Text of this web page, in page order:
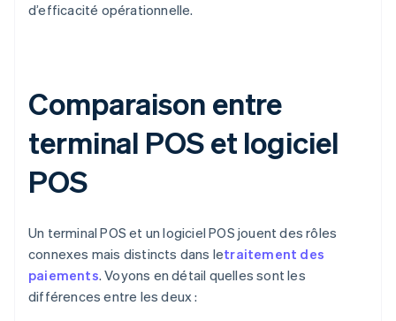
d’efficacité opérationnelle.
Comparaison entre
terminal POS et logiciel
POS
Un terminal POS et un logiciel POS jouent des rôles
connexes mais distincts dans letraitement des
paiements. Voyons en détail quelles sont les
différences entre les deux :